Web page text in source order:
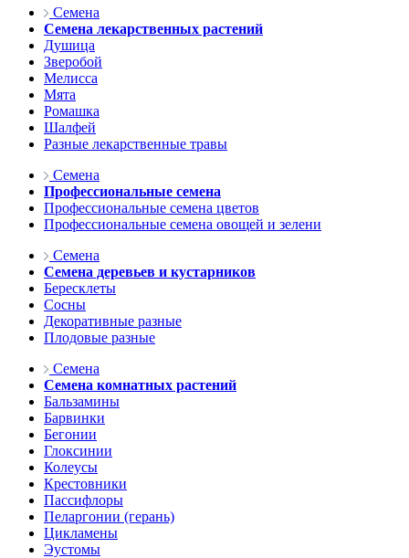
Семена
Семена лекарственных растений
Душица
Зверобой
Мелисса
Мята
Ромашка
Шалфей
Разные лекарственные травы
Семена
Профессиональные семена
Профессиональные семена цветов
Профессиональные семена овощей и зелени
Семена
Семена деревьев и кустарников
Бересклеты
Сосны
Декоративные разные
Плодовые разные
Семена
Семена комнатных растений
Бальзамины
Барвинки
Бегонии
Глоксинии
Колеусы
Крестовники
Пассифлоры
Пеларгонии (герань)
Цикламены
Эустомы